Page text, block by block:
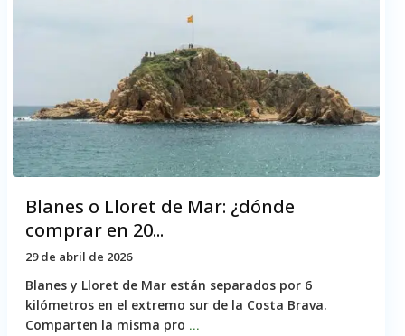
Blanes o Lloret de Mar: ¿dónde
comprar en 20...
29 de abril de 2026
Blanes y Lloret de Mar están separados por 6
kilómetros en el extremo sur de la Costa Brava.
Comparten la misma pro ...